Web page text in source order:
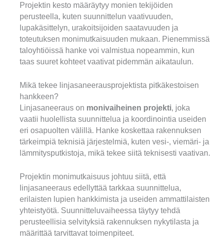
Projektin kesto määräytyy monien tekijöiden
perusteella, kuten suunnittelun vaativuuden,
lupakäsittelyn, urakoitsijoiden saatavuuden ja
toteutuksen monimutkaisuuden mukaan. Pienemmissä
taloyhtiöissä hanke voi valmistua nopeammin, kun
taas suuret kohteet vaativat pidemmän aikataulun.
Mikä tekee linjasaneerausprojektista pitkäkestoisen
hankkeen?
Linjasaneeraus on monivaiheinen projekti, joka
vaatii huolellista suunnittelua ja koordinointia useiden
eri osapuolten välillä. Hanke koskettaa rakennuksen
tärkeimpiä teknisiä järjestelmiä, kuten vesi-, viemäri- ja
lämmitysputkistoja, mikä tekee siitä teknisesti vaativan.
Projektin monimutkaisuus johtuu siitä, että
linjasaneeraus edellyttää tarkkaa suunnittelua,
erilaisten lupien hankkimista ja useiden ammattilaisten
yhteistyötä. Suunnitteluvaiheessa täytyy tehdä
perusteellisia selvityksiä rakennuksen nykytilasta ja
määrittää tarvittavat toimenpiteet.